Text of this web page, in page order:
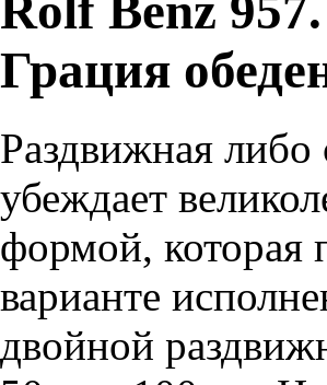
Грация
Раздвижная
убеждает
формой, которая
варианте
двойной